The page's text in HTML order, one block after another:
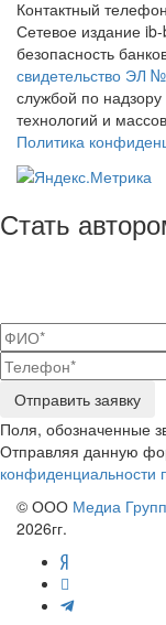
Контактный
Сетевое издание
безопасность
свидетельство ЭЛ
службой по
технологий и
Политика
Стать
Отправить заявку
Поля, обозначенные
Отправляя данную
конфиденциальности
© ООО Медиа
2026гг.